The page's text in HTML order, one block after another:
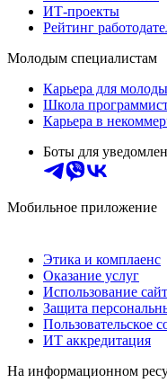
ИТ-проекты
Рейтинг
Молодым специалистам
Карьера для
Школа
Карьера в
Боты для
Мобильное приложение
Этика и комплаенс
Оказание услуг
Использование
Защита
Пользовательское
ИТ аккредитация
На информационном